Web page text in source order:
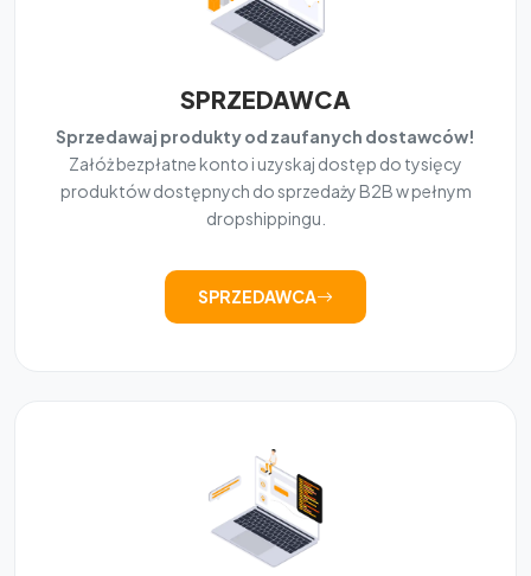
SPRZEDAWCA
Sprzedawaj produkty od zaufanych dostawców!
Załóż bezpłatne konto i uzyskaj dostęp do tysięcy
produktów dostępnych do sprzedaży B2B w pełnym
dropshippingu.
SPRZEDAWCA